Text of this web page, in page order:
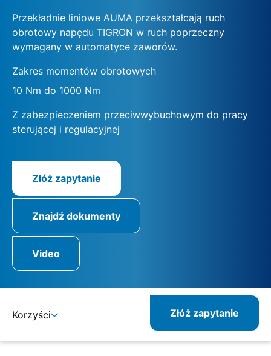
Przekładnie liniowe AUMA przekształcają ruch
obrotowy napędu TIGRON w ruch poprzeczny
wymagany w automatyce zaworów.
Zakres momentów obrotowych
10 Nm do 1000 Nm
Z zabezpieczeniem przeciwwybuchowym do pracy
sterującej i regulacyjnej
Złóż zapytanie
Znajdź dokumenty
Video
Korzyści Złóż zapytanie